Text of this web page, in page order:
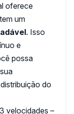
oferece
um
. Isso
e
possa
do
velocidades –